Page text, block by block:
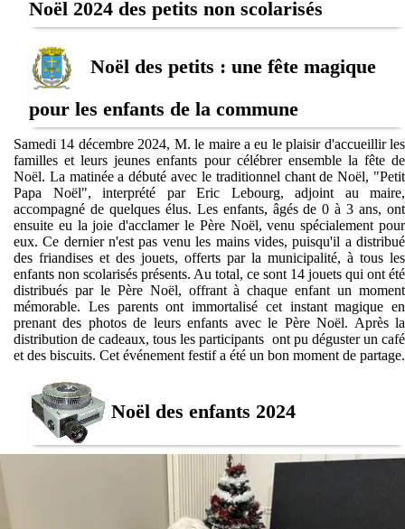
Noël 2024 des petits non scolarisés
Noël des petits : une fête magique
pour les enfants de la commune
Samedi 14 décembre 2024, M. le maire a eu le plaisir d'accueillir les
familles et leurs jeunes enfants pour célébrer ensemble la fête de
Noël. La matinée a débuté avec le traditionnel chant de Noël, "Petit
Papa Noël", interprété par Eric Lebourg, adjoint au maire,
accompagné de quelques élus. Les enfants, âgés de 0 à 3 ans, ont
ensuite eu la joie d'acclamer le Père Noël, venu spécialement pour
eux. Ce dernier n'est pas venu les mains vides, puisqu'il a distribué
des friandises et des jouets, offerts par la municipalité, à tous les
enfants non scolarisés présents. Au total, ce sont 14 jouets qui ont été
distribués par le Père Noël, offrant à chaque enfant un moment
mémorable. Les parents ont immortalisé cet instant magique en
prenant des photos de leurs enfants avec le Père Noël. Après la
distribution de cadeaux, tous les participants ont pu déguster un café
et des biscuits. Cet événement festif a été un bon moment de partage.
Noël des enfants 2024